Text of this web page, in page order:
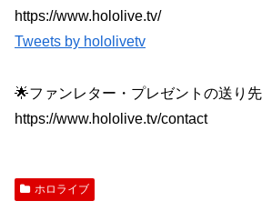
https://www.hololive.tv/
Tweets by hololivetv
🌟ファンレター・プレゼントの送り先
https://www.hololive.tv/contact
ホロライブ